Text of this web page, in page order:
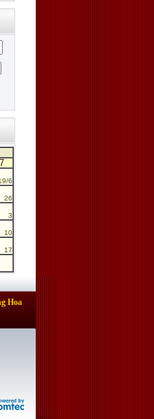
6
26
3
10
17
Hoa